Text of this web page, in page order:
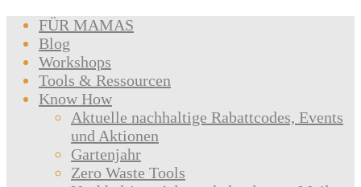
FÜR MAMAS
Blog
Workshops
Tools & Ressourcen
Know How
Aktuelle nachhaltige Rabattcodes, Events
und Aktionen
Gartenjahr
Zero Waste Tools